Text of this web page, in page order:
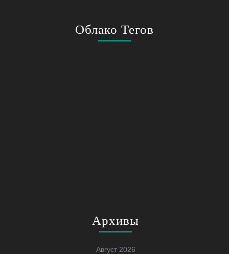
Облако Тегов
Архивы
Август 2026